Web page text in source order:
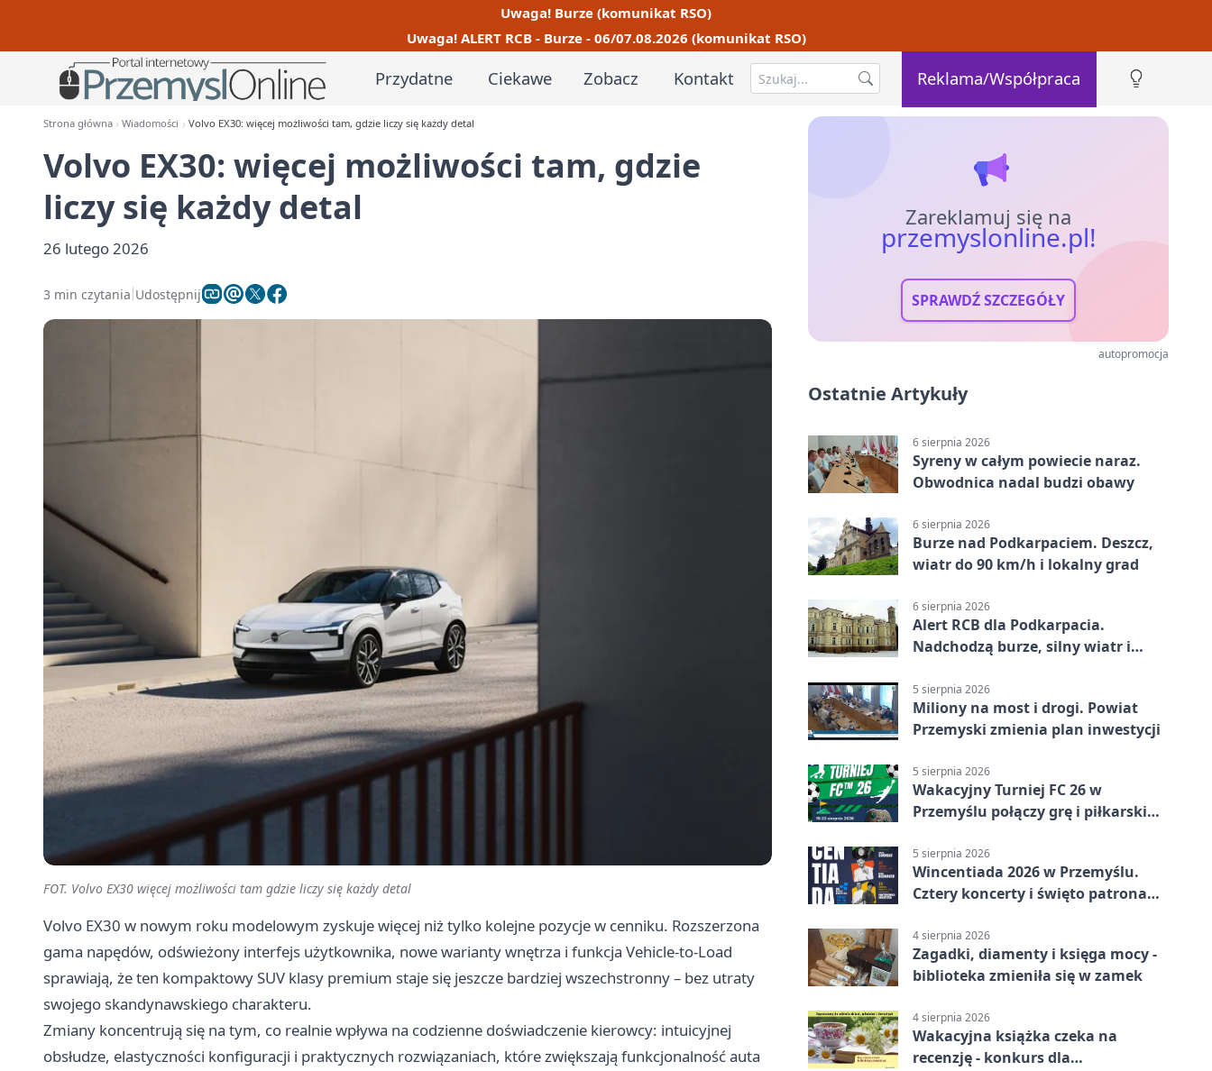
Uwaga! Burze (komunikat RSO)
Uwaga! ALERT RCB - Burze - 06/07.08.2026 (komunikat RSO)
Przydatne Ciekawe Zobacz Kontakt Reklama/Współpraca
Strona główna Wiadomości Volvo EX30: więcej możliwości tam, gdzie liczy się każdy detal
Volvo EX30: więcej możliwości tam, gdzie
liczy się każdy detal
26 lutego 2026
3 min czytania Udostępnij
FOT. Volvo EX30 więcej możliwości tam gdzie liczy się każdy detal
Volvo EX30 w nowym roku modelowym zyskuje więcej niż tylko kolejne pozycje w cenniku. Rozszerzona
gama napędów, odświeżony interfejs użytkownika, nowe warianty wnętrza i funkcja Vehicle-to-Load
sprawiają, że ten kompaktowy SUV klasy premium staje się jeszcze bardziej wszechstronny – bez utraty
swojego skandynawskiego charakteru.
Zmiany koncentrują się na tym, co realnie wpływa na codzienne doświadczenie kierowcy: intuicyjnej
obsłudze, elastyczności konfiguracji i praktycznych rozwiązaniach, które zwiększają funkcjonalność auta
Zareklamuj się na
przemyslonline.pl!
SPRAWDŹ SZCZEGÓŁY
autopromocja
Ostatnie Artykuły
6 sierpnia 2026
Syreny w całym powiecie naraz.
Obwodnica nadal budzi obawy
6 sierpnia 2026
Burze nad Podkarpaciem. Deszcz,
wiatr do 90 km/h i lokalny grad
6 sierpnia 2026
Alert RCB dla Podkarpacia.
Nadchodzą burze, silny wiatr i
5 sierpnia 2026
Miliony na most i drogi. Powiat
Przemyski zmienia plan inwestycji
5 sierpnia 2026
Wakacyjny Turniej FC 26 w
Przemyślu połączy grę i piłkarski
5 sierpnia 2026
Wincentiada 2026 w Przemyślu.
Cztery koncerty i święto patrona
4 sierpnia 2026
Zagadki, diamenty i księga mocy -
biblioteka zmieniła się w zamek
4 sierpnia 2026
Wakacyjna książka czeka na
recenzję - konkurs dla